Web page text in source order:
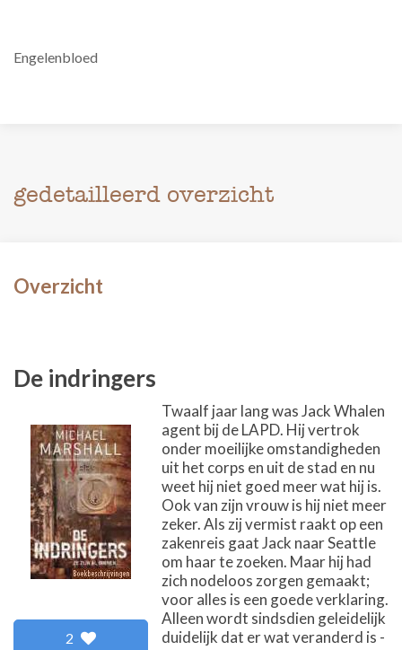
Engelenbloed
gedetailleerd overzicht
Overzicht
De indringers
2
Twaalf jaar lang was Jack Whalen
agent bij de LAPD. Hij vertrok
onder moeilijke omstandigheden
uit het corps en uit de stad en nu
weet hij niet goed meer wat hij is.
Ook van zijn vrouw is hij niet meer
zeker. Als zij vermist raakt op een
zakenreis gaat Jack naar Seattle
om haar te zoeken. Maar hij had
zich nodeloos zorgen gemaakt;
voor alles is een goede verklaring.
Alleen wordt sindsdien geleidelijk
duidelijk dat er wat veranderd is -